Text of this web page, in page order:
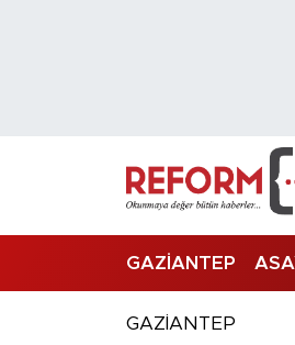
GAZİANTEP
GAZIANTEP
Trafik Durumu
Süper Lig Puan Durumu